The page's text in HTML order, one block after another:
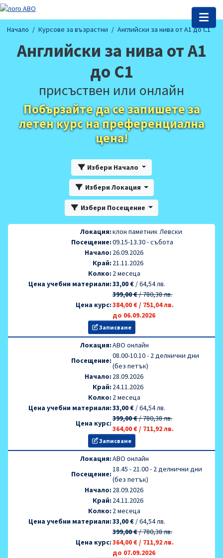
Начало Курсове за възрастни Английски за нива от A1 до C1
Английски за нива от A1
до C1
присъствен или онлайн
Побързайте да се запишете за
летен курс на преференциална
цена!
Избери Начало
Избери Локация
Избери Посещение
Локация:клон паметник Левски
Посещение:09.15-13.30 - събота
Начало: 26.09.2026
Край: 21.11.2026
Колко: 2 месеца
Цена учебни материали:33,00 € /64,54 лв.
Цена курс:
399,00 €/780,38 лв.
384,00 € / 751,04 лв.
до 06.09.2026
Записване
Локация:AВО онлайн
Посещение:
08.00-10.10 - 2 делнични дни
(без петък)
Начало: 28.09.2026
Край: 24.11.2026
Колко: 2 месеца
Цена учебни материали:33,00 € /64,54 лв.
Цена курс:
399,00 €/780,38 лв.
364,00 € / 711,92 лв.
Записване
Локация:AВО онлайн
Посещение:
18.45 - 21.00 - 2 делнични дни
(без петък)
Начало: 28.09.2026
Край: 24.11.2026
Колко: 2 месеца
Цена учебни материали:33,00 € /64,54 лв.
Цена курс:
399,00 €/780,38 лв.
364,00 € / 711,92 лв.
до 07.09.2026